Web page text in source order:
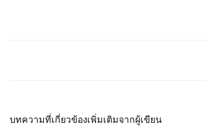
บทความที่เกี่ยวข้องเพิ่มเติมจากผู้เขียน